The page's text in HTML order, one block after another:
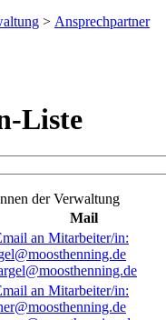
> Ansprechpartner
Liste
der Verwaltung
Mail